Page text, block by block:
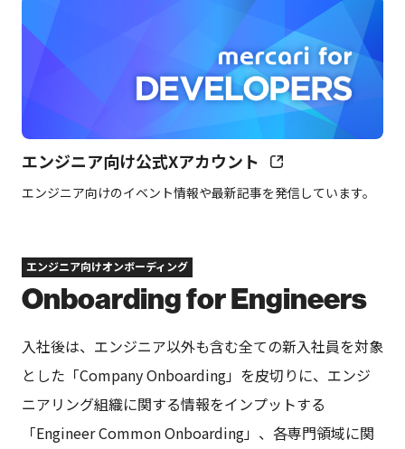
エンジニア向け公式Xアカウント
エンジニア向けのイベント情報や最新記事を発信しています。
エンジニア向けオンボーディング
Onboarding for Engineers
入社後は、エンジニア以外も含む全ての新入社員を対象
とした「Company Onboarding」を皮切りに、エンジ
ニアリング組織に関する情報をインプットする
「Engineer Common Onboarding」、各専門領域に関